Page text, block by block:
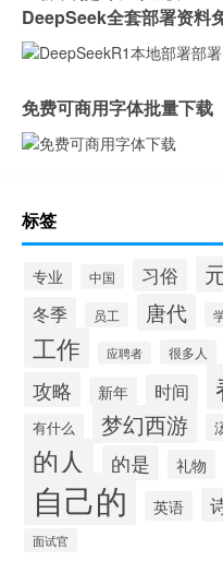
DeepSeek全套部署资料
免费可商用字体批量下载
标签
专业 中国 习俗
冬季 员工 唐代
工作 应聘者 很多人
攻略 新年 时间
有什么 梦幻西游
的人 的是 礼物
自己的 英语
面试官